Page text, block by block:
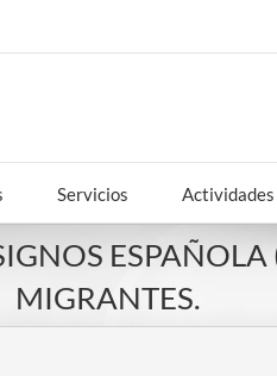
Servicios Actividades
ESPAÑOLA
MIGRANTES.